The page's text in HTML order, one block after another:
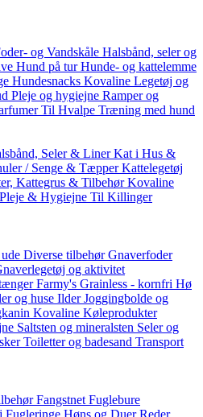
og Vandskåle Halsbånd, seler og
Hund på tur Hunde- og kattelemme
Hundesnacks Kovaline Legetøj og
Pleje og hygiejne Ramper og
Til Hvalpe Træning med hund
Seler & Liner Kat i Hus &
/ Senge & Tæpper Kattelegetøj
Kattegrus & Tilbehør Kovaline
Pleje & Hygiejne Til Killinger
Diverse tilbehør Gnaverfoder
og aktivitet
Farmy's Grainless - kornfri Hø
og huse Ilder Joggingbolde og
Kovaline Køleprodukter
Saltsten og mineralsten Seler og
Toiletter og badesand Transport
Fangstnet Fuglebure
Fugleringe Høns og Duer Reder,